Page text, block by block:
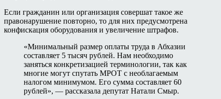
Если гражданин или организация совершат такое же
правонарушение повторно, то для них предусмотрена
конфискация оборудования и увеличение штрафов.
«Минимальный размер оплаты труда в Абхазии
составляет 5 тысяч рублей. Нам необходимо
заняться конкретизацией терминологии, так как
многие могут спутать МРОТ с необлагаемым
налогом минимумом. Его сумма составляет 60
рублей», — рассказала депутат Натали Смыр.